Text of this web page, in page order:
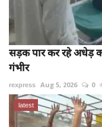
सड़क पार कर रहे अधेड़
गंभीर
rexpress Aug 5, 2026 0
latest